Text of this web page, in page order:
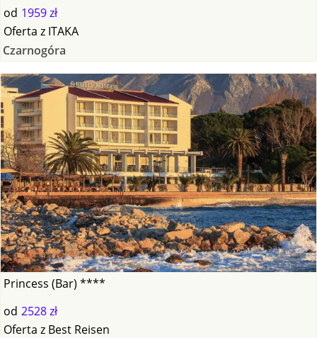
od 1959 zł
Oferta z ITAKA
Czarnogóra
Princess (Bar) ****
od 2528 zł
Oferta z Best Reisen